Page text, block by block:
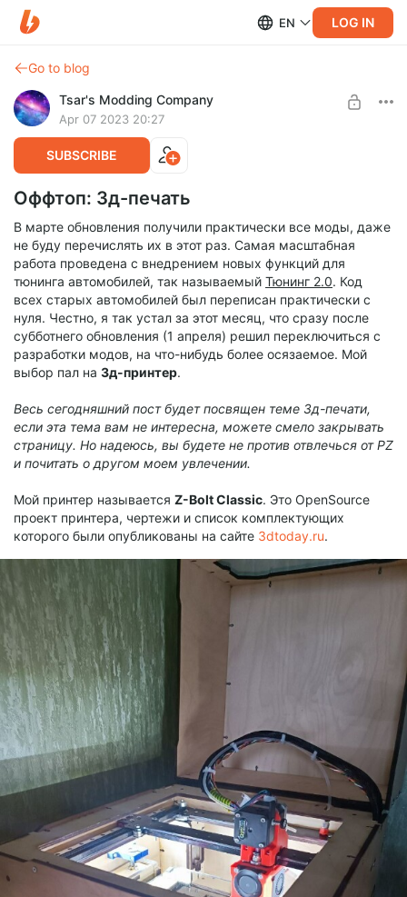
EN LOG IN
Go to blog
Tsar's Modding Company
Apr 07 2023 20:27
SUBSCRIBE
Оффтоп: 3д-печать
В марте обновления получили практически все моды, даже
не буду перечислять их в этот раз. Самая масштабная
работа проведена с внедрением новых функций для
тюнинга автомобилей, так называемый Тюнинг 2.0. Код
всех старых автомобилей был переписан практически с
нуля. Честно, я так устал за этот месяц, что сразу после
субботнего обновления (1 апреля) решил переключиться с
разработки модов, на что-нибудь более осязаемое. Мой
выбор пал на 3д-принтер.
Весь сегодняшний пост будет посвящен теме 3д-печати,
если эта тема вам не интересна, можете смело закрывать
страницу. Но надеюсь, вы будете не против отвлечься отPZ
и почитать о другом моем увлечении.
Мой принтер называется Z-Bolt Classic. Это OpenSource
проект принтера, чертежи и список комплектующих
которого были опубликованы на сайте 3dtoday.ru.